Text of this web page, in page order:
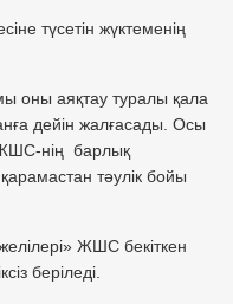
түсетін жүктеменің
оны аяқтау туралы қала
дейін жалғасады. Осы
нің барлық
тәулік бойы
ЖШС бекіткен
беріледі.